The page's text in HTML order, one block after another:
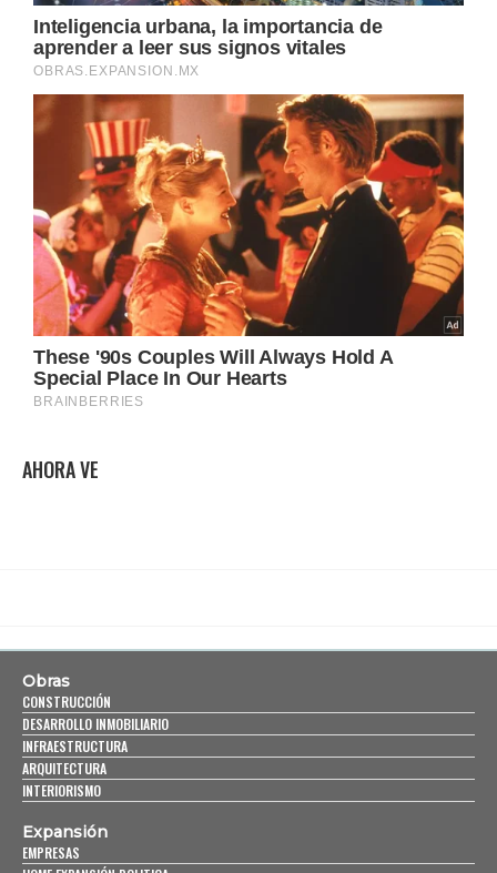
AHORA VE
Obras
CONSTRUCCIÓN
DESARROLLO INMOBILIARIO
INFRAESTRUCTURA
ARQUITECTURA
INTERIORISMO
Expansión
EMPRESAS